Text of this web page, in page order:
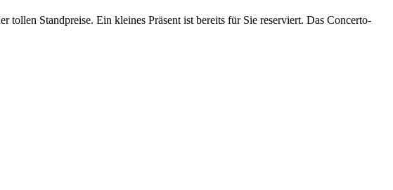
Standpreise. Ein kleines Präsent ist bereits für Sie reserviert. Das Concerto-